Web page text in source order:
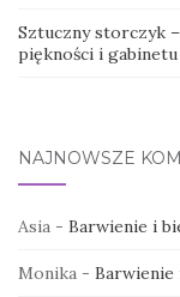
Sztuczny storczyk
piękności i gabinetu
NAJNOWSZE
Asia - Barwienie i
Monika -